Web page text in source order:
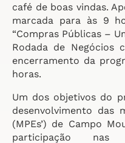
café de boas vindas.
marcada para às 9
“Compras Públicas –
Rodada de Negócios
encerramento da
horas.
Um dos objetivos do
desenvolvimento das
(MPEs’) de Campo
participação